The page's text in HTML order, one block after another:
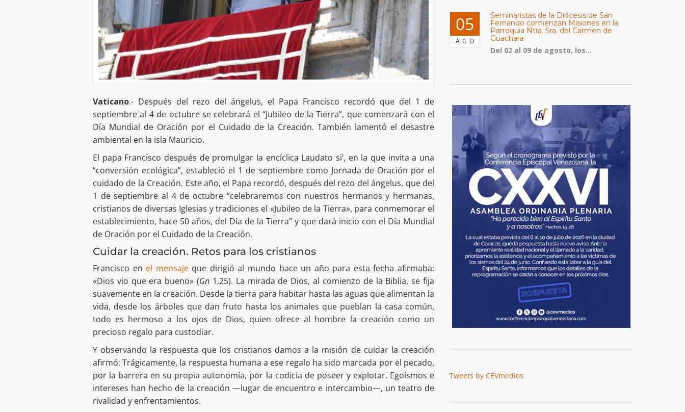
Vaticano.- Después del rezo del ángelus, el Papa Francisco recordó que del 1 de
septiembre al 4 de octubre se celebrará el “Jubileo de la Tierra”, que comenzará con el
Día Mundial de Oración por el Cuidado de la Creación. También lamentó el desastre
ambiental en la isla Mauricio.
El papa Francisco después de promulgar la encíclica Laudato si’, en la que invita a una
“conversión ecológica”, estableció el 1 de septiembre como Jornada de Oración por el
cuidado de la Creación. Este año, el Papa recordó, después del rezo del ángelus, que del
1 de septiembre al 4 de octubre “celebraremos con nuestros hermanos y hermanas,
cristianos de diversas Iglesias y tradiciones el «Jubileo de la Tierra», para conmemorar el
establecimiento, hace 50 años, del Día de la Tierra” y que dará inicio con el Día Mundial
de Oración por el Cuidado de la Creación.
Cuidar la creación. Retos para los cristianos
Francisco en el mensajeque dirigió al mundo hace un año para esta fecha afirmaba:
«Dios vio que era bueno» (Gn 1,25). La mirada de Dios, al comienzo de la Biblia, se fija
suavemente en la creación. Desde la tierra para habitar hasta las aguas que alimentan la
vida, desde los árboles que dan fruto hasta los animales que pueblan la casa común,
todo es hermoso a los ojos de Dios, quien ofrece al hombre la creación como un
precioso regalo para custodiar.
Y observando la respuesta que los cristianos damos a la misión de cuidar la creación
afirmó: Trágicamente, la respuesta humana a ese regalo ha sido marcada por el pecado,
por la barrera en su propia autonomía, por la codicia de poseer y explotar. Egoísmos e
intereses han hecho de la creación —lugar de encuentro e intercambio—, un teatro de
rivalidad y enfrentamientos.
05
AGO
Seminaristas de la Diócesis de San
Fernando comienzan Misiones en la
Parroquia Ntra. Sra. del Carmen de
Guachara
Del 02 al 09 de agosto, los...
Tweets by CEVmedios